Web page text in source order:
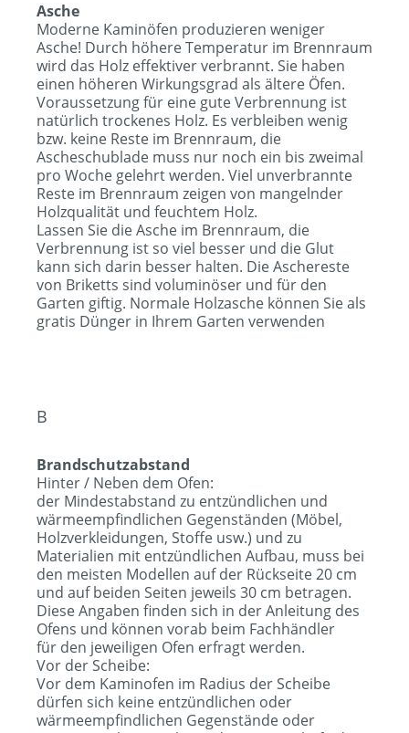
Asche
Moderne Kaminöfen produzieren weniger
Asche! Durch höhere Temperatur im Brennraum
wird das Holz effektiver verbrannt. Sie haben
einen höheren Wirkungsgrad als ältere Öfen.
Voraussetzung für eine gute Verbrennung ist
natürlich trockenes Holz. Es verbleiben wenig
bzw. keine Reste im Brennraum, die
Ascheschublade muss nur noch ein bis zweimal
pro Woche gelehrt werden. Viel unverbrannte
Reste im Brennraum zeigen von mangelnder
Holzqualität und feuchtem Holz.
Lassen Sie die Asche im Brennraum, die
Verbrennung ist so viel besser und die Glut
kann sich darin besser halten. Die Aschereste
von Briketts sind voluminöser und für den
Garten giftig. Normale Holzasche können Sie als
gratis Dünger in Ihrem Garten verwenden
B
Brandschutzabstand
Hinter / Neben dem Ofen:
der Mindestabstand zu entzündlichen und
wärmeempfindlichen Gegenständen (Möbel,
Holzverkleidungen, Stoffe usw.) und zu
Materialien mit entzündlichen Aufbau, muss bei
den meisten Modellen auf der Rückseite 20 cm
und auf beiden Seiten jeweils 30 cm betragen.
Diese Angaben finden sich in der Anleitung des
Ofens und können vorab beim Fachhändler
für den jeweiligen Ofen erfragt werden.
Vor der Scheibe:
Vor dem Kaminofen im Radius der Scheibe
dürfen sich keine entzündlichen oder
wärmeempfindlichen Gegenstände oder